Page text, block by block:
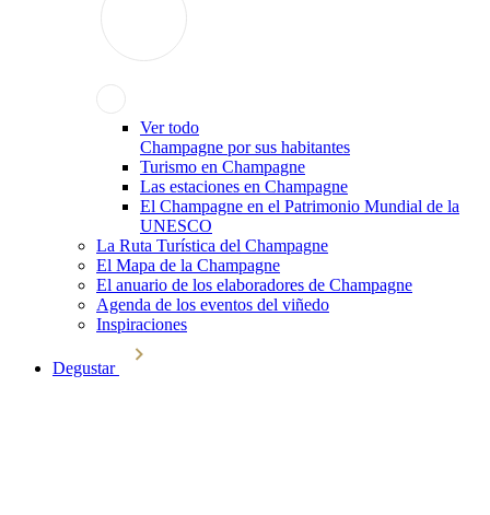
Ver todo
Champagne por sus habitantes
Turismo en Champagne
Las estaciones en Champagne
El Champagne en el Patrimonio Mundial de la
UNESCO
La Ruta Turística del Champagne
El Mapa de la Champagne
El anuario de los elaboradores de Champagne
Agenda de los eventos del viñedo
Inspiraciones
Degustar